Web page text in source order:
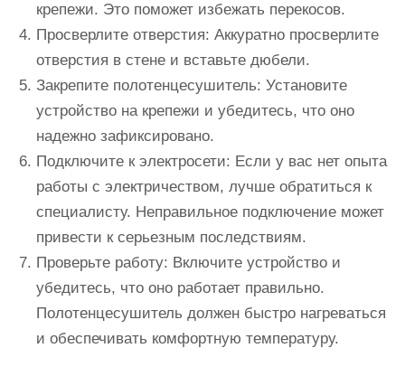
крепежи. Это поможет избежать перекосов.
Просверлите отверстия: Аккуратно просверлите
отверстия в стене и вставьте дюбели.
Закрепите полотенцесушитель: Установите
устройство на крепежи и убедитесь, что оно
надежно зафиксировано.
Подключите к электросети: Если у вас нет опыта
работы с электричеством, лучше обратиться к
специалисту. Неправильное подключение может
привести к серьезным последствиям.
Проверьте работу: Включите устройство и
убедитесь, что оно работает правильно.
Полотенцесушитель должен быстро нагреваться
и обеспечивать комфортную температуру.